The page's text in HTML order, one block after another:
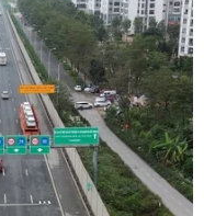
đối các
Mỹ